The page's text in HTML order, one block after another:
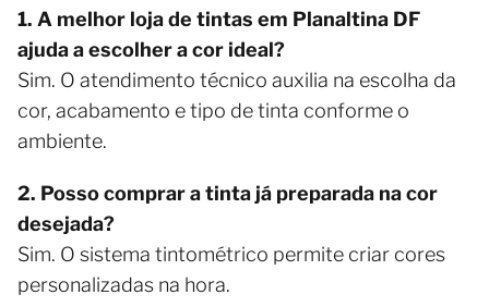
1. A melhor loja de tintas em Planaltina DF
ajuda a escolher a cor ideal?
Sim. O atendimento técnico auxilia na escolha da
cor, acabamento e tipo de tinta conforme o
ambiente.
2. Posso comprar a tinta já preparada na cor
desejada?
Sim. O sistema tintométrico permite criar cores
personalizadas na hora.